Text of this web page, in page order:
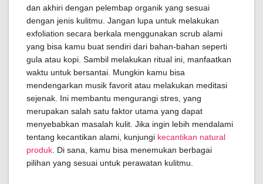
dan akhiri dengan pelembap organik yang sesuai
dengan jenis kulitmu. Jangan lupa untuk melakukan
exfoliation secara berkala menggunakan scrub alami
yang bisa kamu buat sendiri dari bahan-bahan seperti
gula atau kopi. Sambil melakukan ritual ini, manfaatkan
waktu untuk bersantai. Mungkin kamu bisa
mendengarkan musik favorit atau melakukan meditasi
sejenak. Ini membantu mengurangi stres, yang
merupakan salah satu faktor utama yang dapat
menyebabkan masalah kulit. Jika ingin lebih mendalami
tentang kecantikan alami, kunjungi kecantikan natural
produk . Di sana, kamu bisa menemukan berbagai
pilihan yang sesuai untuk perawatan kulitmu.